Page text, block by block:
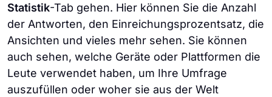
Statistik-Tab gehen. Hier können Sie die Anzahl
der Antworten, den Einreichungsprozentsatz, die
Ansichten und vieles mehr sehen. Sie können
auch sehen, welche Geräte oder Plattformen die
Leute verwendet haben, um Ihre Umfrage
auszufüllen oder woher sie aus der Welt